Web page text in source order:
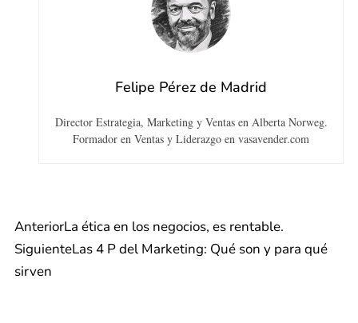
Felipe Pérez de Madrid
Director Estrategia, Marketing y Ventas en Alberta Norweg.
Formador en Ventas y Liderazgo en vasavender.com
AnteriorLa ética en los negocios, es rentable.
SiguienteLas 4 P del Marketing: Qué son y para qué
sirven